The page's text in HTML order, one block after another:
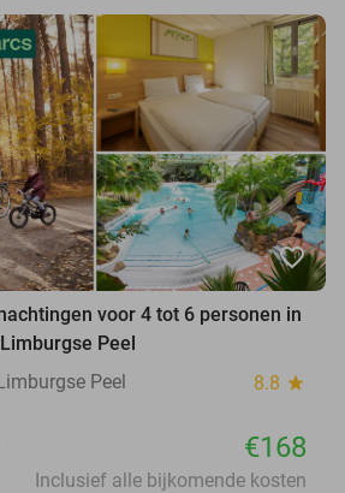
favorite_border
voor 4 tot 6 personen in
Peel
Peel
8.8 star
€168
Inclusief alle bijkomende kosten